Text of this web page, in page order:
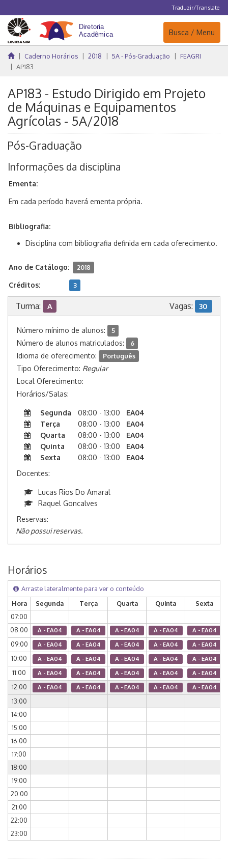
Traduzir/Translate
Navegação
Busca / Menu
Caderno Horários 2018 5A - Pós-Graduação
FEAGRI
AP183
AP183 - Estudo Dirigido em Projeto
de Máquinas e Equipamentos
Agrícolas - 5A/2018
Pós-Graduação
Informações da disciplina
Ementa:
Em cada período haverá ementa própria.
Bibliografia:
Disciplina com bibliografia definida em cada oferecimento.
Ano de Catálogo: 2018
Créditos: 3
Turma: A Vagas: 30
Número mínimo de alunos: 5
Número de alunos matriculados: 6
Idioma de oferecimento: Português
Tipo Oferecimento: Regular
Local Oferecimento:
Horários/Salas:
Segunda 08:00 - 13:00
EA04
Terça
08:00 - 13:00
EA04
Quarta
08:00 - 13:00
EA04
Quinta
08:00 - 13:00
EA04
Sexta
08:00 - 13:00
EA04
Docentes:
Lucas Rios Do Amaral
Raquel Goncalves
Reservas:
Não possui reservas.
Horários
Arraste lateralmente para ver o conteúdo
Hora
Segunda Terça Quarta Quinta Sexta
07:00
08:00
A - EA04 A - EA04 A - EA04 A - EA04 A - EA04
09:00 A - EA04 A - EA04 A - EA04 A - EA04 A - EA04
10:00 A - EA04 A - EA04 A - EA04 A - EA04 A - EA04
11:00 A - EA04 A - EA04 A - EA04 A - EA04 A - EA04
12:00 A - EA04 A - EA04 A - EA04 A - EA04 A - EA04
13:00
14:00
15:00
16:00
17:00
18:00
19:00
20:00
21:00
22:00
23:00